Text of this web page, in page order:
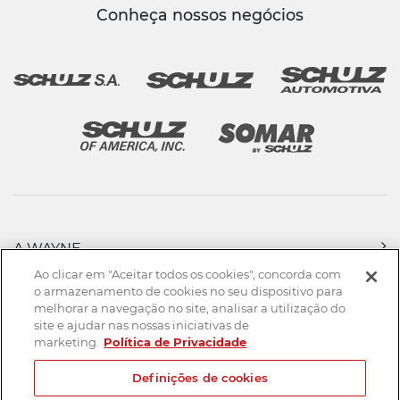
Conheça nossos negócios
A WAYNE
PRODUTOS
FORÇA DE VENDAS
ASSISTÊNCIA TÉCNICA
DOWNLOADS
CONTATO
Ao clicar em "Aceitar todos os cookies", concorda com
o armazenamento de cookies no seu dispositivo para
melhorar a navegação no site, analisar a utilização do
site e ajudar nas nossas iniciativas de
marketing.
Política de Privacidade
Definições de cookies